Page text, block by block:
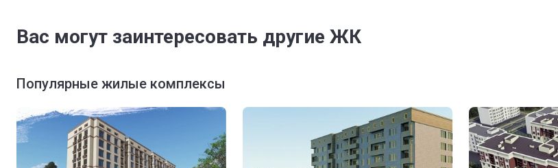
Вас могут заинтересовать другие ЖК
Популярные жилые комплексы